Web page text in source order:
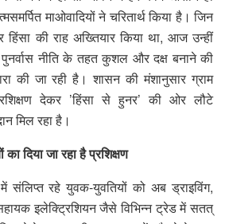
माओवादियों ने चरितार्थ किया है। जिन
की राह अख्तियार किया था, आज उन्हीं
नीति के तहत कुशल और दक्ष बनाने की
की जा रही है। शासन की मंशानुसार ग्राम
देकर ’हिंसा से हुनर’ की ओर लौटे
मिल रहा है।
दिया जा रहा है प्रशिक्षण
में संलिप्त रहे युवक-युवतियों को अब ड्राइविंग,
इलेक्ट्रिशियन जैसे विभिन्न ट्रेड में सतत्